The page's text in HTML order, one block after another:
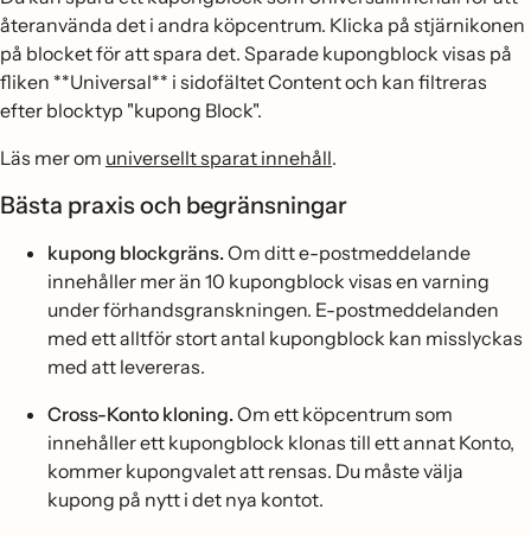
återanvända det i andra köpcentrum. Klicka på stjärnikonen
på blocket för att spara det. Sparade kupongblock visas på
fliken **Universal** i sidofältet Content och kan filtreras
efter blocktyp "kupong Block".
Läs mer om universellt sparat innehåll.
Bästa praxis och begränsningar
kupong blockgräns.Om ditt e-postmeddelande
innehåller mer än 10 kupongblock visas en varning
under förhandsgranskningen. E-postmeddelanden
med ett alltför stort antal kupongblock kan misslyckas
med att levereras.
Cross-Konto kloning.Om ett köpcentrum som
innehåller ett kupongblock klonas till ett annat Konto,
kommer kupongvalet att rensas. Du måste välja
kupong på nytt i det nya kontot.